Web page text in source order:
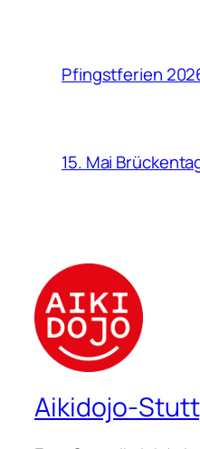
Pfingstferien
15. Mai
Aikidojo-